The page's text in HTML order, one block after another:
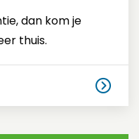
dan kom je
thuis.